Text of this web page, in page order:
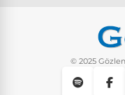
© 2025